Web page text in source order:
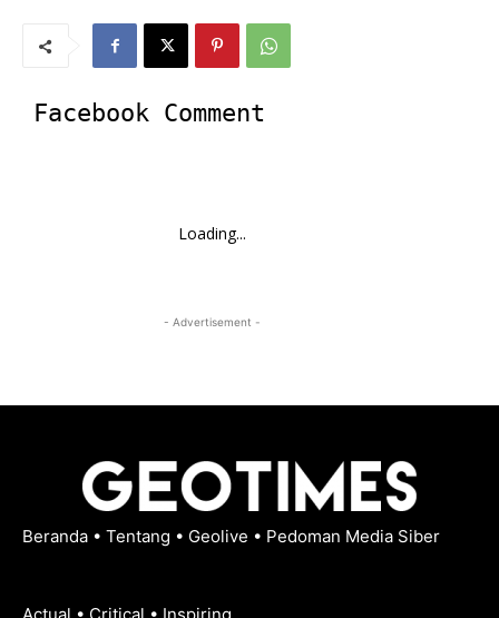
Facebook Comment
Loading...
- Advertisement -
Beranda • Tentang • Geolive • Pedoman Media Siber